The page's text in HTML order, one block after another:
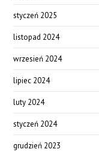
styczeń 2025
listopad 2024
wrzesień 2024
lipiec 2024
luty 2024
styczeń 2024
grudzień 2023